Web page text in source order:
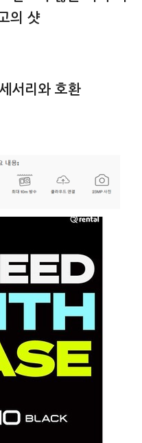
의 샷
서리와 호환